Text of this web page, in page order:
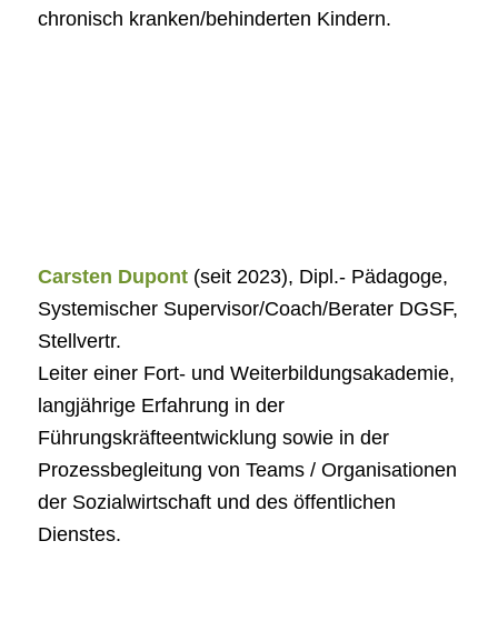
chronisch kranken/behinderten Kindern.
Carsten Dupont(seit 2023), Dipl.- Pädagoge,
Systemischer Supervisor/Coach/Berater DGSF,
Stellvertr.
Leiter einer Fort- und Weiterbildungsakademie,
langjährige Erfahrung in der
Führungskräfteentwicklung sowie in der
Prozessbegleitung von Teams / Organisationen
der Sozialwirtschaft und des öffentlichen
Dienstes.